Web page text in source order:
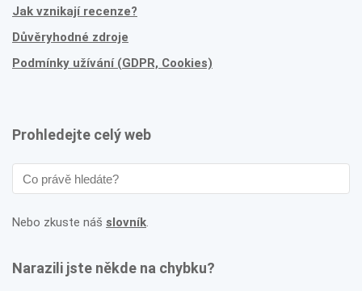
Jak vznikají recenze?
Důvěryhodné zdroje
Podmínky užívání (GDPR, Cookies)
Prohledejte celý web
Nebo zkuste náš slovník.
Narazili jste někde na chybku?